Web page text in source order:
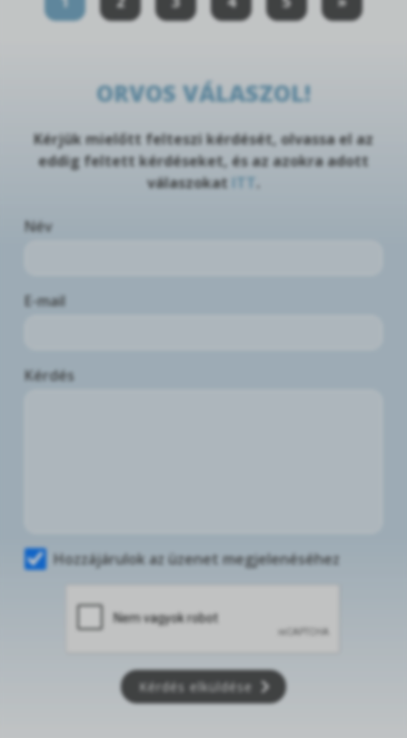
ORVOS VÁLASZOL!
Kérjük mielőtt felteszi kérdését, olvassa el az
eddig feltett kérdéseket, és az azokra adott
válaszokat
Név
E-mail
Kérdés
Hozzájárulok az üzenet megjelenéséhez
Kérdés elküldése